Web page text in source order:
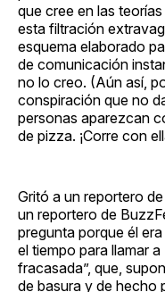
que cree en las
esta filtración
esquema elaborado
de comunicación
no lo creo. (Aún así,
conspiración que no
personas aparezcan
de pizza. ¡Corre con
Gritó a un reportero
un reportero de
pregunta porque él
el tiempo para llamar
fracasada”, que,
de basura y de hecho